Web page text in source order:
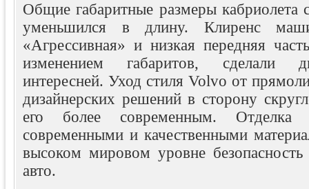
Общие габаритные размеры
уменьшился в длину. Клиренс
«Агрессивная» и низкая передняя
изменением габаритов, сделали
интересней. Уход стиля Volvo от
дизайнерских решений в сторону
его более современным. Отделка
современными и качественными
высоком мировом уровне безопасность
авто.